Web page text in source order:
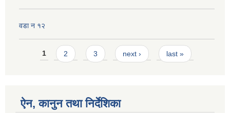
वडा न १२
Pages
1 2 3 next › last »
ऐन, कानुन तथा निर्देशिका